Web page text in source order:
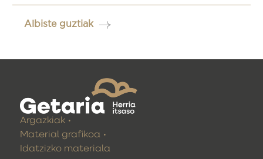
Albiste guztiak
Argazkiak
Material grafikoa
Idatzizko materiala